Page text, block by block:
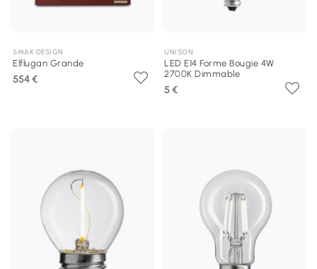
SMAK DESIGN
Elflugan Grande
554 €
UNISON
LED E14 Forme Bougie 4W
2700K Dimmable
5 €